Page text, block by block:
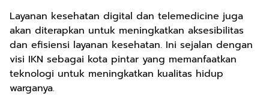
Layanan kesehatan digital dan telemedicine juga
akan diterapkan untuk meningkatkan aksesibilitas
dan efisiensi layanan kesehatan. Ini sejalan dengan
visi IKN sebagai kota pintar yang memanfaatkan
teknologi untuk meningkatkan kualitas hidup
warganya.